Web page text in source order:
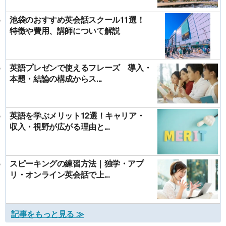
池袋のおすすめ英会話スクール11選！
特徴や費用、講師について解説
英語プレゼンで使えるフレーズ 導入・
本題・結論の構成からス...
英語を学ぶメリット12選！キャリア・
収入・視野が広がる理由と...
スピーキングの練習方法｜独学・アプ
リ・オンライン英会話で上...
記事をもっと見る ≫